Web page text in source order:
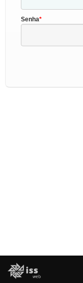
Senha